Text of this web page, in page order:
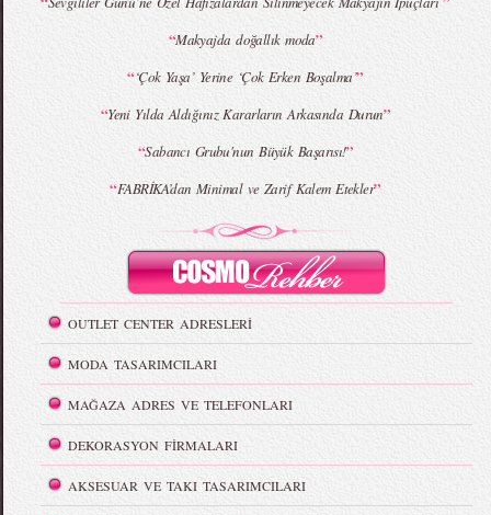
“Makyajda doğallık moda”
“‘Çok Yaşa’ Yerine ‘Çok Erken Boşalma’”
“Yeni Yılda Aldığınız Kararların Arkasında Durun”
“Sabancı Grubu'nun Büyük Başarısı!”
“FABRİKA’dan Minimal ve Zarif Kalem Etekler”
OUTLET CENTER ADRESLERİ
MODA TASARIMCILARI
MAĞAZA ADRES VE TELEFONLARI
DEKORASYON FİRMALARI
AKSESUAR VE TAKI TASARIMCILARI